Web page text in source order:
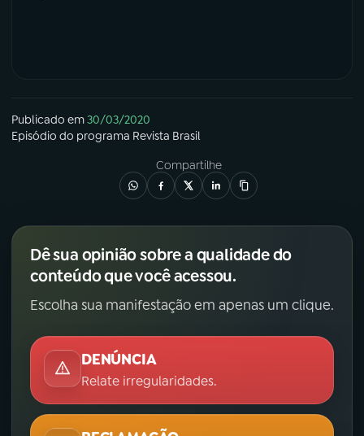
Publicado em30/03/2020
Episódio do programa Revista Brasil
Compartilhe
Dê sua opinião sobre a qualidade do
conteúdo que você acessou.
Escolha sua manifestação em apenas um clique.
DENÚNCIA
Relate irregularidades.